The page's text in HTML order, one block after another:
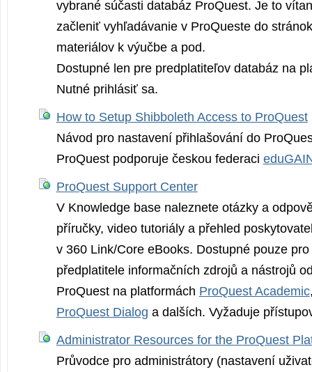
vybrané súčasti databáz ProQuest. Je to
začleniť vyhľadávanie v ProQueste do
materiálov k výučbe a pod.
Dostupné len pre predplatiteľov databáz na
Nutné prihlásiť sa.
How to Setup Shibboleth Access to ProQuest
Návod pro nastavení přihlašování do
ProQuest podporuje českou federaci
ProQuest Support Center
V Knowledge base naleznete otázky a
příručky, video tutoriály a přehled
v 360 Link/Core eBooks. Dostupné pouze
předplatitele informačních zdrojů a nástrojů
ProQuest na platformách ProQuest Academic
ProQuest Dialog a dalších. Vyžaduje
Administrator Resources for the ProQuest
Průvodce pro administrátory (nastavení